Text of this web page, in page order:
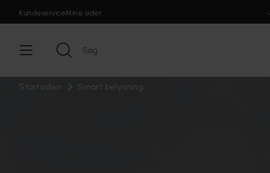
KundeserviceMine sider
Startsiden Smart belysning